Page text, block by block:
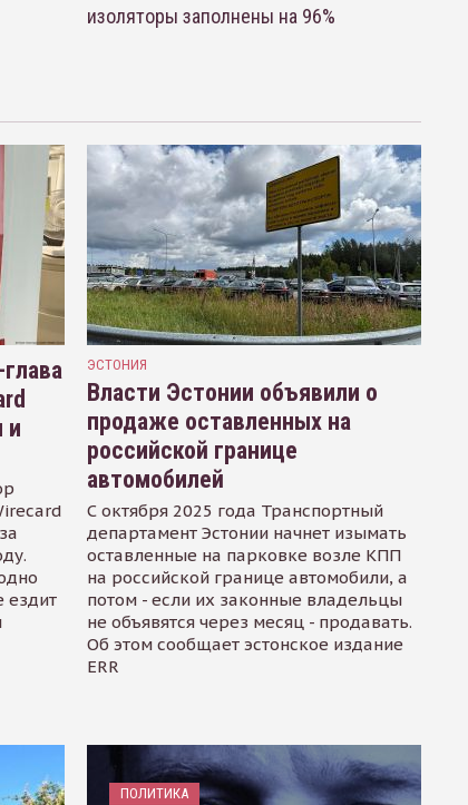
изоляторы заполнены на 96%
и
ездит
ЭСТОНИЯ
Власти Эстонии объявили о
продаже оставленных на
российской границе
автомобилей
С октября 2025 года Транспортный
департамент Эстонии начнет изымать
оставленные на парковке возле КПП
на российской границе автомобили, а
потом - если их законные владельцы
не объявятся через месяц - продавать.
Об этом сообщает эстонское издание
ERR
ПОЛИТИКА